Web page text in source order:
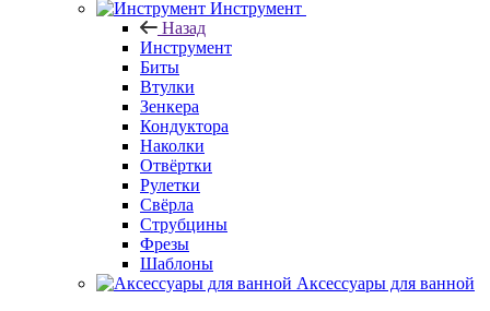
Инструмент
Назад
Инструмент
Биты
Втулки
Зенкера
Кондуктора
Наколки
Отвёртки
Рулетки
Свёрла
Струбцины
Фрезы
Шаблоны
Аксессуары для ванной